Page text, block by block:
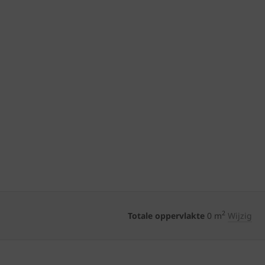
Totale oppervlakte 0 m2 Wijzig